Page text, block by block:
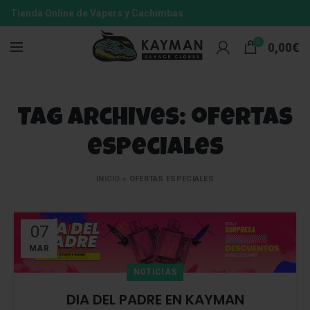
Tienda Online de Vapers y Cachimbas
0 0,00€
Tag Archives: ofertas
especiales
» OFERTAS ESPECIALES
07
MAR
NOTICIAS
DIA DEL PADRE EN KAYMAN